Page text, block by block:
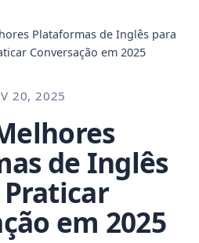
Plataformas de Inglês para
Conversação em 2025
20, 2025
de Inglês
em 2025